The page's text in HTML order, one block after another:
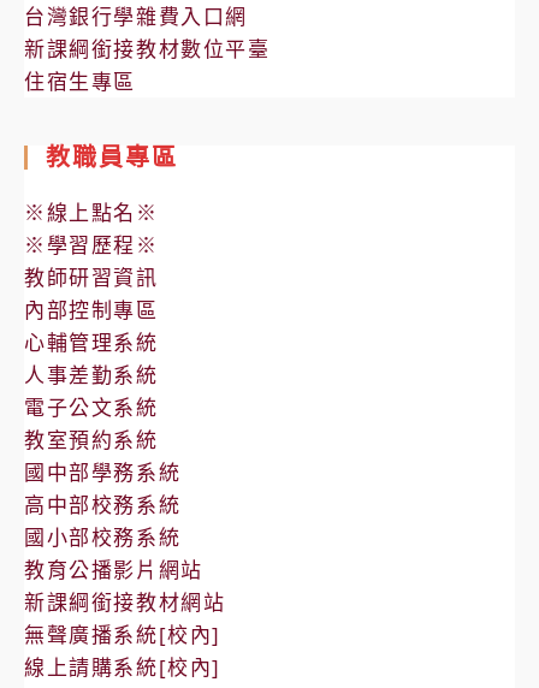
台灣銀行學雜費入口網
新課綱銜接教材數位平臺
住宿生專區
教職員專區
※線上點名※
※學習歷程※
教師研習資訊
內部控制專區
心輔管理系統
人事差勤系統
電子公文系統
教室預約系統
國中部學務系統
高中部校務系統
國小部校務系統
教育公播影片網站
新課綱銜接教材網站
無聲廣播系統[校內]
線上請購系統[校內]